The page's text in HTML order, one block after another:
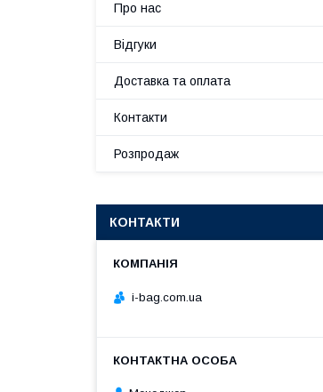
Про нас
Відгуки
Доставка та оплата
Контакти
Розпродаж
КОНТАКТИ
i-bag.com.ua